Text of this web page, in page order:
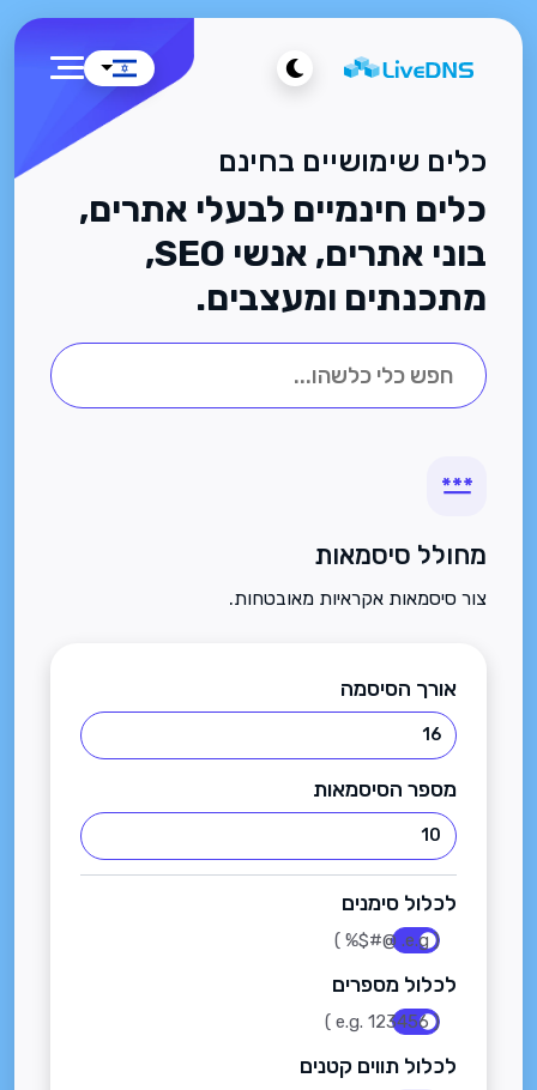
כלים שימושיים בחינם
כלים חינמיים לבעלי אתרים,
בוני אתרים, אנשי SEO,
מתכנתים ומעצבים.
מחולל סיסמאות
צור סיסמאות אקראיות מאובטחות.
אורך הסיסמה
מספר הסיסמאות
לכלול סימנים
( e.g. @#$% )
לכלול מספרים
( e.g. 123456 )
לכלול תווים קטנים